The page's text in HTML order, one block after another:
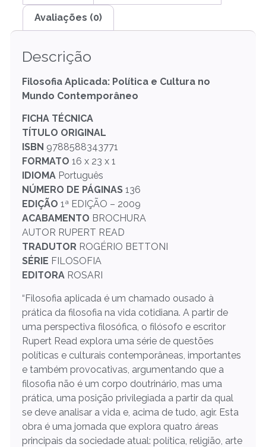
Avaliações (0)
Descrição
Filosofia Aplicada: Política e Cultura no
Mundo Contemporâneo
FICHA TÉCNICA
TÍTULO ORIGINAL
ISBN 9788588343771
FORMATO 16 x 23 x 1
IDIOMA Português
NÚMERO DE PÁGINAS 136
EDIÇÃO 1ª EDIÇÃO – 2009
ACABAMENTO BROCHURA
AUTOR RUPERT READ
TRADUTOR ROGÉRIO BETTONI
SÉRIE FILOSOFIA
EDITORA ROSARI
“Filosofia aplicada é um chamado ousado à
prática da filosofia na vida cotidiana. A partir de
uma perspectiva filosófica, o filósofo e escritor
Rupert Read explora uma série de questões
políticas e culturais contemporâneas, importantes
e também provocativas, argumentando que a
filosofia não é um corpo doutrinário, mas uma
prática, uma posição privilegiada a partir da qual
se deve analisar a vida e, acima de tudo, agir. Esta
obra é uma jornada que explora quatro áreas
principais da sociedade atual: política, religião, arte